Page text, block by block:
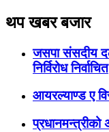
थप खबर बजार
जसपा संसदीय
निर्विरोध निर्वाचित
आयरल्याण्ड ए
प्रधानमन्त्रीको